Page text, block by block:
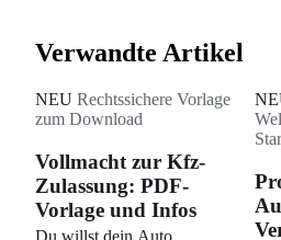
Verwandte Artikel
NEU Rechtssichere Vorlage
zum Download
Vollmacht zur Kfz-
Zulassung: PDF-
Vorlage und Infos
Du willst dein Auto
Star